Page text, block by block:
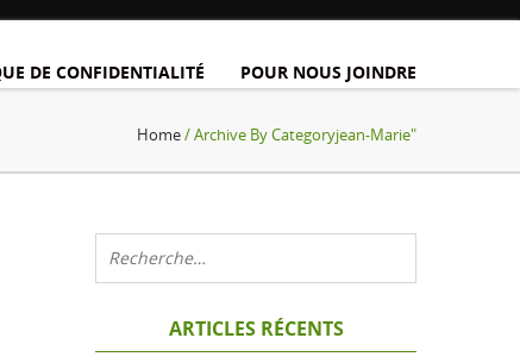
DE CONFIDENTIALITÉ POUR NOUS JOINDRE
Home/ Archive By Categoryjean-Marie"
ARTICLES RÉCENTS